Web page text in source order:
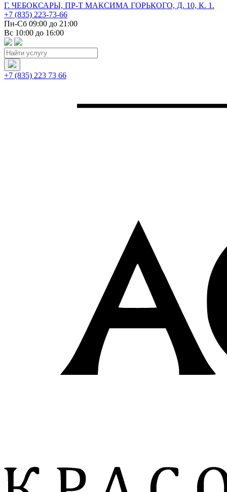
Г. ЧЕБОКСАРЫ, ПР-Т МАКСИМА ГОРЬКОГО, Д. 10, К. 1.
+7 (835) 223-73-66
Пн-Сб 09:00 до 21:00
Вс 10:00 до 16:00
+7 (835) 223 73 66